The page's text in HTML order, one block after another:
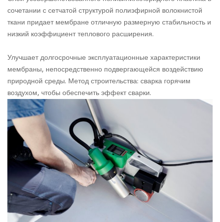
сочетании с сетчатой структурой полиэфирной волокнистой
ткани придает мембране отличную размерную стабильность и
низкий коэффициент теплового расширения.
Улучшает долгосрочные эксплуатационные характеристики
мембраны, непосредственно подвергающейся воздействию
природной среды. Метод строительства: сварка горячим
воздухом, чтобы обеспечить эффект сварки.